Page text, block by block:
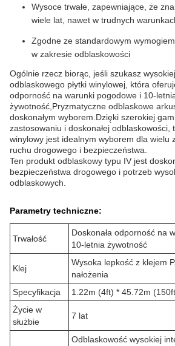
Wysoce trwałe, zapewniające, że
wiele lat, nawet w trudnych
Zgodne ze standardowym
w zakresie odblaskowości
Ogólnie rzecz biorąc, jeśli szukasz
odblaskowego płytki winylowej, która
odporność na warunki pogodowe i 10-
żywotność,Pryzmatyczne odblaskowe
doskonałym wyborem.Dzięki szerokiej
zastosowaniu i doskonałej odblaskowości,
winylowy jest idealnym wyborem dla wielu
ruchu drogowego i bezpieczeństwa.
Ten produkt odblaskowy typu IV jest
bezpieczeństwa drogowego i potrzeb
odblaskowych.
Parametry techniczne:
Trwałość
Doskonała odporność na
10-letnia żywotność
Klej
Wysoka lepkość z klejem
nałożenia
Specyfikacja
1.22m (4ft) * 45.72m
Życie w
służbie
7 lat
Odblaskowość wysokiej